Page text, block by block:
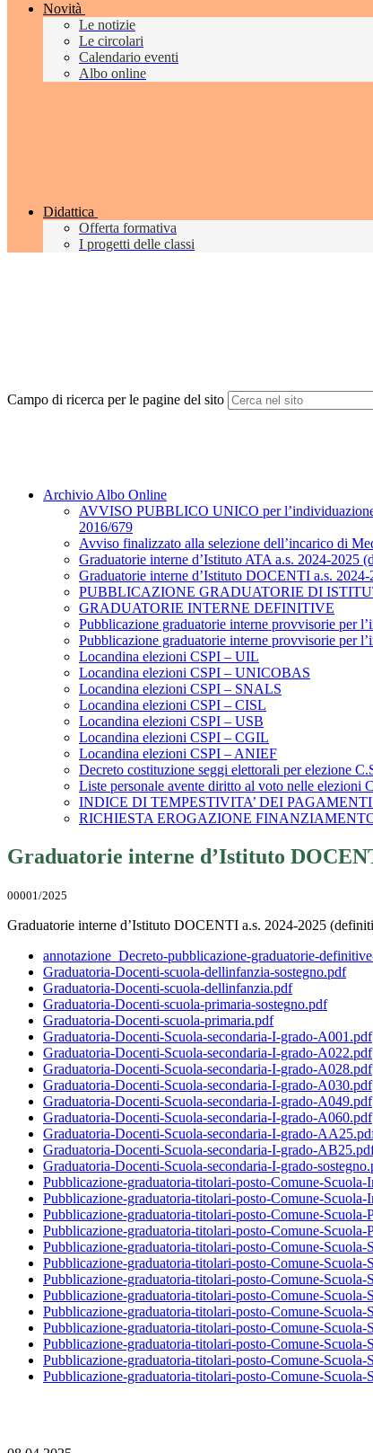
Novità
Le notizie
Le circolari
Calendario eventi
Albo online
Didattica
Offerta formativa
I progetti delle classi
Campo di ricerca per le pagine del sito
Archivio Albo Online
AVVISO PUBBLICO UNICO per l’individuazione
2016/679
Avviso finalizzato alla selezione dell’incarico di
Graduatorie interne d’Istituto ATA a.s. 2024-2025
Graduatorie interne d’Istituto DOCENTI a.s.
PUBBLICAZIONE GRADUATORIE DI
GRADUATORIE INTERNE DEFINITIVE
Pubblicazione graduatorie interne provvisorie per
Pubblicazione graduatorie interne provvisorie per
Locandina elezioni CSPI – UIL
Locandina elezioni CSPI – UNICOBAS
Locandina elezioni CSPI – SNALS
Locandina elezioni CSPI – CISL
Locandina elezioni CSPI – USB
Locandina elezioni CSPI – CGIL
Locandina elezioni CSPI – ANIEF
Decreto costituzione seggi elettorali per elezione
Liste personale avente diritto al voto nelle elezioni
INDICE DI TEMPESTIVITA’ DEI
RICHIESTA EROGAZIONE
Graduatorie interne d’Istituto
00001/2025
Graduatorie interne d’Istituto DOCENTI a.s. 2024-2025
annotazione_Decreto-pubblicazione-graduatorie-
Graduatoria-Docenti-scuola-dellinfanzia-sostegno.pdf
Graduatoria-Docenti-scuola-dellinfanzia.pdf
Graduatoria-Docenti-scuola-primaria-sostegno.pdf
Graduatoria-Docenti-scuola-primaria.pdf
Graduatoria-Docenti-Scuola-secondaria-I-grado-A001.pdf
Graduatoria-Docenti-Scuola-secondaria-I-grado-A022.pdf
Graduatoria-Docenti-Scuola-secondaria-I-grado-A028.pdf
Graduatoria-Docenti-Scuola-secondaria-I-grado-A030.pdf
Graduatoria-Docenti-Scuola-secondaria-I-grado-A049.pdf
Graduatoria-Docenti-Scuola-secondaria-I-grado-A060.pdf
Graduatoria-Docenti-Scuola-secondaria-I-grado-
Graduatoria-Docenti-Scuola-secondaria-I-grado-
Graduatoria-Docenti-Scuola-secondaria-I-grado-
Pubblicazione-graduatoria-titolari-posto-Comune-
Pubblicazione-graduatoria-titolari-posto-Comune-
Pubblicazione-graduatoria-titolari-posto-Comune-Scuola-
Pubblicazione-graduatoria-titolari-posto-Comune-
Pubblicazione-graduatoria-titolari-posto-Comune-
Pubblicazione-graduatoria-titolari-posto-Comune-
Pubblicazione-graduatoria-titolari-posto-Comune-
Pubblicazione-graduatoria-titolari-posto-Comune-
Pubblicazione-graduatoria-titolari-posto-Comune-
Pubblicazione-graduatoria-titolari-posto-Comune-
Pubblicazione-graduatoria-titolari-posto-Comune-
Pubblicazione-graduatoria-titolari-posto-Comune-
Pubblicazione-graduatoria-titolari-posto-Comune-Scuola-